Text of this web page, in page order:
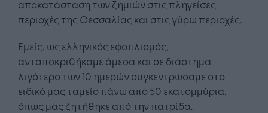
αποκατάσταση των ζημιών στις πληγείσες
περιοχές της Θεσσαλίας και στις γύρω περιοχές.
Εμείς, ως ελληνικός εφοπλισμός,
ανταποκριθήκαμε άμεσα και σε διάστημα
λιγότερο των 10 ημερών συγκεντρώσαμε στο
ειδικό μας ταμείο πάνω από 50 εκατομμύρια,
όπως μας ζητήθηκε από την πατρίδα.